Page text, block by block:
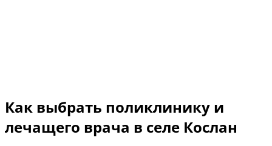
Как выбрать поликлинику и
лечащего врача в селе Кослан